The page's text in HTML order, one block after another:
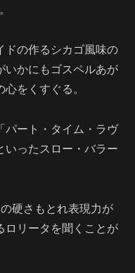
ドの作るシカゴ風味の
いかにもゴスペルあが
をくすぐる。
パート・タイム・ラヴ
いったスロー・バラー
硬さもとれ表現力が
ロリータを聞くことが